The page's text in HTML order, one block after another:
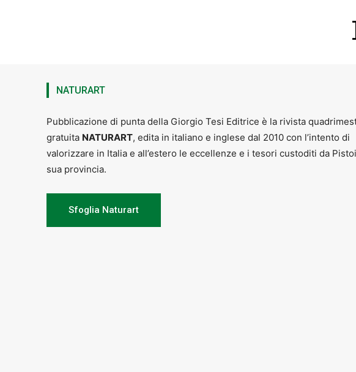
NATURART
Pubblicazione di punta della Giorgio Tesi Editrice è la rivista
gratuita NATURART, edita in italiano e inglese dal 2010 con l’intento di
valorizzare in Italia e all’estero le eccellenze e i tesori custoditi da
sua provincia.
Sfoglia Naturart